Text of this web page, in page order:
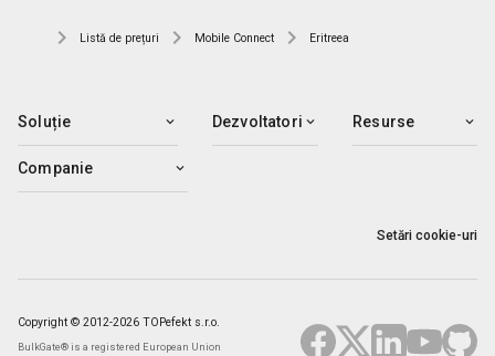
Listă de prețuri Mobile Connect Eritreea
Soluție Dezvoltatori Resurse
Companie
Setări cookie-uri
Copyright © 2012-2026 TOPefekt s.r.o.
BulkGate® is a registered European Union